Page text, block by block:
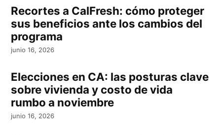
Recortes a CalFresh: cómo proteger
sus beneficios ante los cambios del
programa
junio 16, 2026
Elecciones en CA: las posturas clave
sobre vivienda y costo de vida
rumbo a noviembre
junio 16, 2026